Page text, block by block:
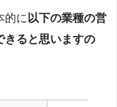
的に 以下の業種の営
きると思いますの